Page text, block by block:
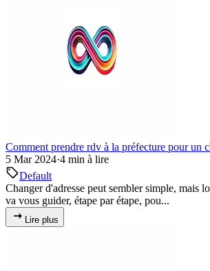
Comment prendre rdv à la préfecture pour un
5 Mar 2024·4 min à lire
Default
Changer d'adresse peut sembler simple, mais
va vous guider, étape par étape, pou...
Lire plus